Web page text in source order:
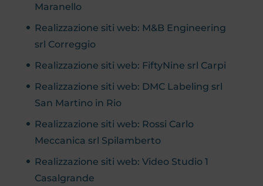
Maranello
Realizzazione siti web: M&B Engineering
srl Correggio
Realizzazione siti web: FiftyNine srl Carpi
Realizzazione siti web: DMC Labeling srl
San Martino in Rio
Realizzazione siti web: Rossi Carlo
Meccanica srl Spilamberto
Realizzazione siti web: Video Studio 1
Casalgrande